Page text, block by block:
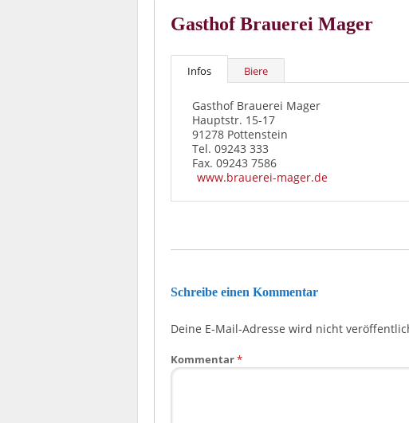
Gasthof Brauerei Mager
Infos Biere
Gasthof Brauerei Mager
Hauptstr. 15-17
91278 Pottenstein
Tel. 09243 333
Fax. 09243 7586
www.brauerei-mager.de
Schreibe einen Kommentar
Deine E-Mail-Adresse wird nicht
Kommentar*